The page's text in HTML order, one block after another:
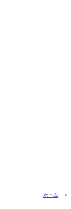
ホーム